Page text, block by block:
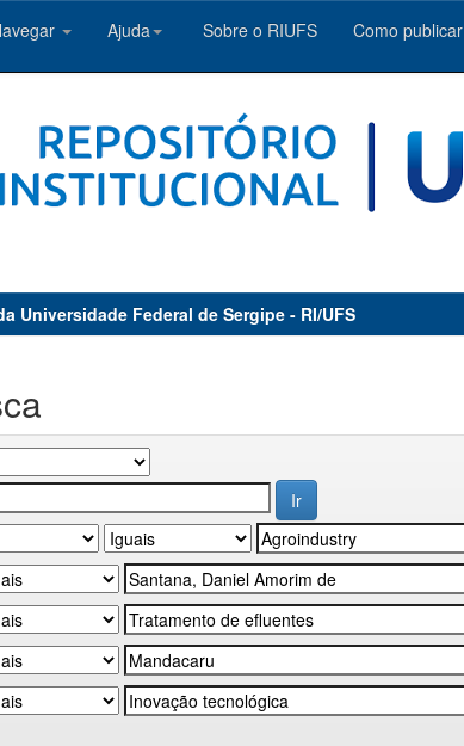
Ajuda Sobre o RIUFS Como publicar
Universidade Federal de Sergipe - RI/UFS